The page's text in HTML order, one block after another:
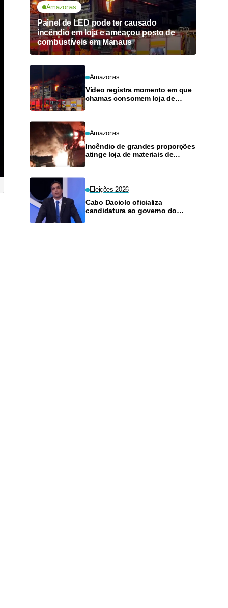
Amazonas
Painel de LED pode ter causado
incêndio em loja e ameaçou posto de
combustíveis em Manaus
Amazonas
Vídeo registra momento em que
chamas consomem loja de
Amazonas
Incêndio de grandes proporções
atinge loja de materiais de
Eleições 2026
Cabo Daciolo oficializa
candidatura ao governo do